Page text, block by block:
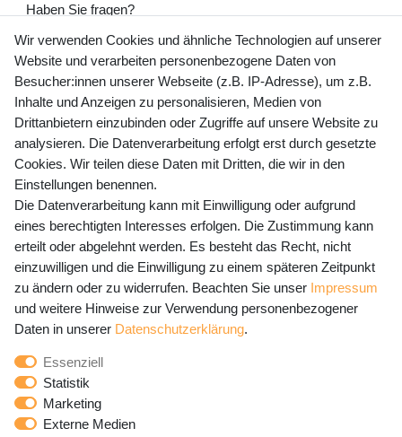
Haben Sie fragen?
+49 (0) 35243 460 400
Mo-Fr 9-15 Uhr
shop@banjado.com
Preisangaben inkl. gesetzl. MwSt. und zzgl. Service- und
Versandkosten
Newsletter Anmeldung - Keine Angebote
mehr verpassen!
E-MAIL **
Newsletter
Honig
Hiermit bestätige ich, dass ich die
gelesen habe. Meine Einwilligung kann ich jederzeit
widerrufen.**
Wir verwenden Cookies und ähnliche Technologien auf unserer
Website und verarbeiten personenbezogene Daten von
Besucher:innen unserer Webseite (z.B. IP-Adresse), um z.B.
Inhalte und Anzeigen zu personalisieren, Medien von
Drittanbietern einzubinden oder Zugriffe auf unsere Website zu
analysieren. Die Datenverarbeitung erfolgt erst durch gesetzte
Cookies. Wir teilen diese Daten mit Dritten, die wir in den
Einstellungen benennen.
Die Datenverarbeitung kann mit Einwilligung oder aufgrund
eines berechtigten Interesses erfolgen. Die Zustimmung kann
erteilt oder abgelehnt werden. Es besteht das Recht, nicht
einzuwilligen und die Einwilligung zu einem späteren Zeitpunkt
zu ändern oder zu widerrufen. Beachten Sie unser Impressum
und weitere Hinweise zur Verwendung personenbezogener
Daten in unserer Daten­schutz­erklärung.
Essenziell
Statistik
Marketing
Externe Medien